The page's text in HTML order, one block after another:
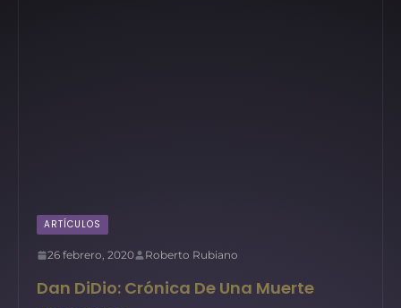
ARTÍCULOS
26 febrero, 2020 Roberto Rubiano
Dan DiDio: Crónica De Una Muerte